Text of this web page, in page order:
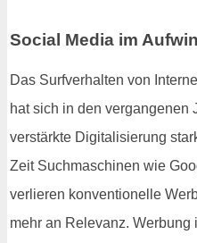
Social Media im
Das Surfverhalten von
hat sich in den vergangenen
verstärkte Digitalisierung
Zeit Suchmaschinen wie
verlieren konventionelle
mehr an Relevanz.